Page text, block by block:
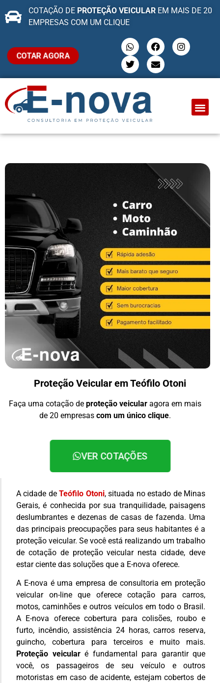
COTAÇÃO DE PROTEÇÃO VEICULAREM MAIS DE 20
EMPRESAS COM UM CLIQUE
COTAR AGORA
Proteção Veicular em Teófilo Otoni
Faça uma cotação de proteção veicular agora em mais
de 20 empresas com um único clique.
VER COTAÇÕES
A cidade deTeófilo Otoni, situada no estado de Minas
Gerais, é conhecida por sua tranquilidade, paisagens
deslumbrantes e dezenas de casas de fazenda. Uma
das principais preocupações para seus habitantes é a
proteção veicular. Se você está realizando um trabalho
de cotação de proteção veicular nesta cidade, deve
estar ciente das soluções que a E-nova oferece.
A E-nova é uma empresa de consultoria em proteção
veicular on-line que oferece cotação para carros,
motos, caminhões e outros veículos em todo o Brasil.
A E-nova oferece cobertura para colisões, roubo e
furto, incêndio, assistência 24 horas, carros reserva,
guincho, cobertura para terceiros e muito mais.
Proteção veicularé fundamental para garantir que
você, os passageiros de seu veículo e outros
motoristas em caso de acidente, estejam cobertos de